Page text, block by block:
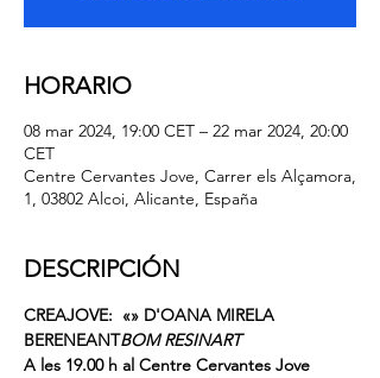
HORARIO
08 mar 2024, 19:00 CET – 22 mar 2024, 20:00
CET
Centre Cervantes Jove, Carrer els Alçamora,
1, 03802 Alcoi, Alicante, España
DESCRIPCIÓN
CREAJOVE:  «» D'OANA MIRELA
BERENEANTBOM RESINART
A les 19.00 h al Centre Cervantes Jove